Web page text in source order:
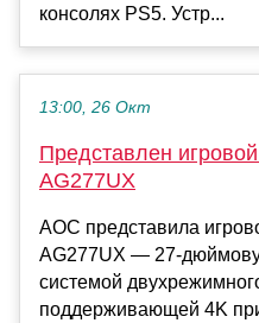
консолях PS5. Устр...
13:00, 26 Окт
Представлен
AG277UX
AOC представила
AG277UX — 27-
системой
поддерживающей 4K